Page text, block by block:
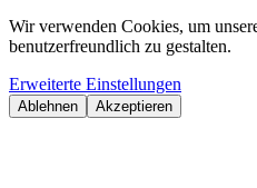
Wir verwenden Cookies, um
benutzerfreundlich zu gestalten.
Erweiterte Einstellungen
Ablehnen Akzeptieren